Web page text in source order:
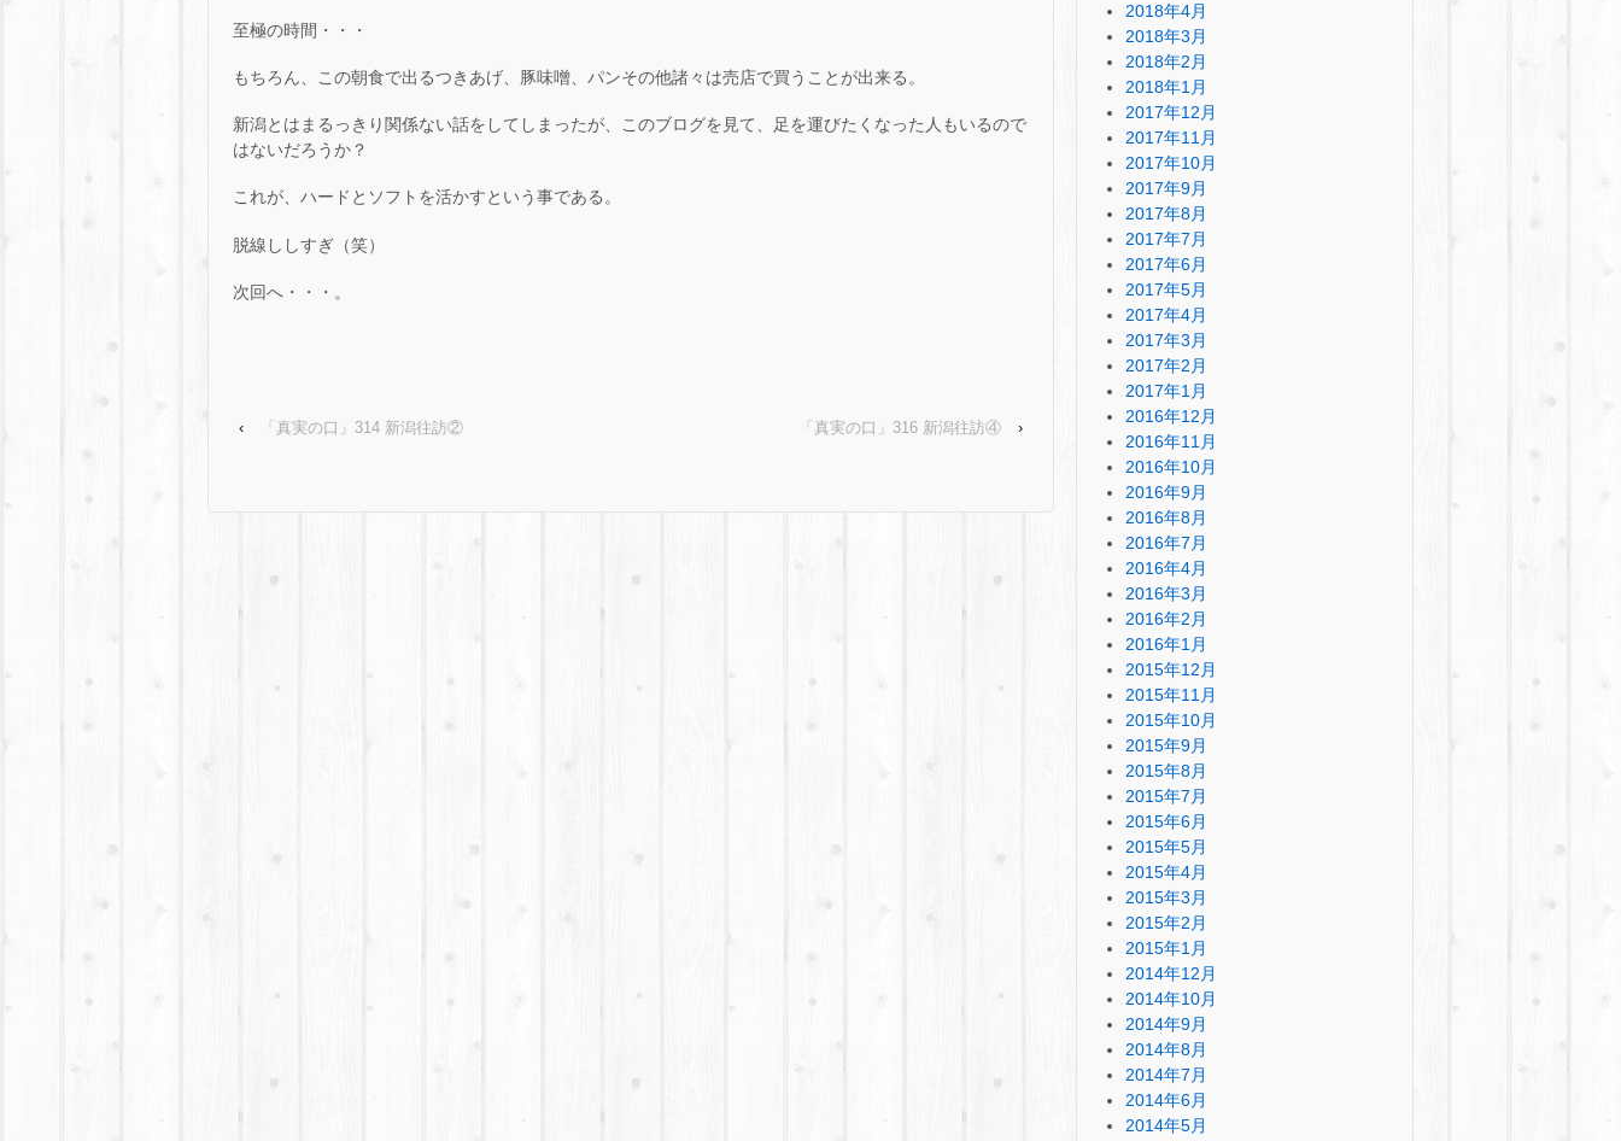
至極の時間・・・
もちろん、この朝食で出るつきあげ、豚味噌、パンその他諸々は売店で買うことが出来る。
新潟とはまるっきり関係ない話をしてしまったが、このブログを見て、足を運びたくなった人もいるので
はないだろうか？
これが、ハードとソフトを活かすという事である。
脱線ししすぎ（笑）
次回へ・・・。
‹ 「真実の口」314 新潟往訪② 「真実の口」316 新潟往訪④ ›
2018年4月
2018年3月
2018年2月
2018年1月
2017年12月
2017年11月
2017年10月
2017年9月
2017年8月
2017年7月
2017年6月
2017年5月
2017年4月
2017年3月
2017年2月
2017年1月
2016年12月
2016年11月
2016年10月
2016年9月
2016年8月
2016年7月
2016年4月
2016年3月
2016年2月
2016年1月
2015年12月
2015年11月
2015年10月
2015年9月
2015年8月
2015年7月
2015年6月
2015年5月
2015年4月
2015年3月
2015年2月
2015年1月
2014年12月
2014年10月
2014年9月
2014年8月
2014年7月
2014年6月
2014年5月